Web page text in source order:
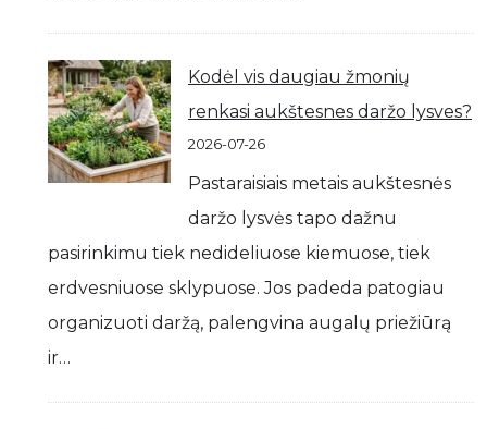
Kodėl vis daugiau žmonių
renkasi aukštesnes daržo lysves?
2026-07-26
Pastaraisiais metais aukštesnės
daržo lysvės tapo dažnu
pasirinkimu tiek nedideliuose kiemuose, tiek
erdvesniuose sklypuose. Jos padeda patogiau
organizuoti daržą, palengvina augalų priežiūrą
ir…